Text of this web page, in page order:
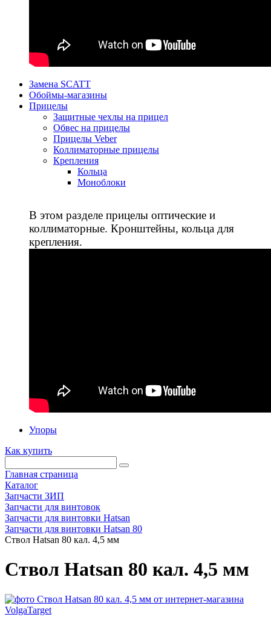
Замена SCATT
Обоймы-магазины
Прицелы
Защитные чехлы на прицел
Обвес на прицелы
Прицелы Veber
Коллиматорные прицелы
Крепления
Кольца
Моноблоки
В этом разделе прицелы оптические и
коллиматорные. Кронштейны, кольца для
крепления.
Упоры
Как купить
Главная страница
Каталог
Запчасти ЗИП
Запчасти для винтовок
Запчасти для винтовки Hatsan
Запчасти для винтовки Hatsan 80
Ствол Hatsan 80 кал. 4,5 мм
Ствол Hatsan 80 кал. 4,5 мм